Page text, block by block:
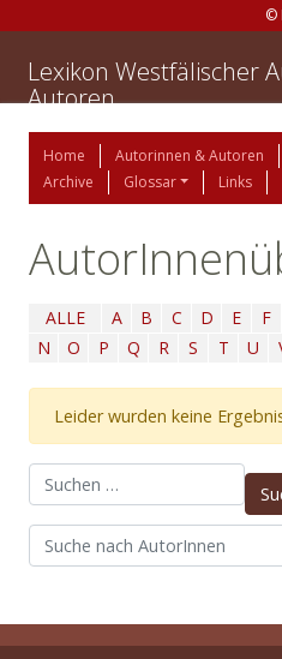
©
Lexikon Westfälischer
Autoren
Home Autorinnen & Autoren
Archive
Glossar Links
ALLE A B C D E F
N
O P Q R S T U
Leider wurden keine
Suchen nach: